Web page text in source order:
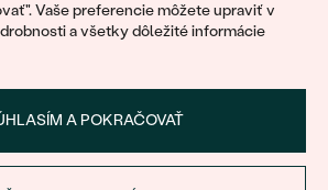
Vaše preferencie môžete upraviť v
a všetky dôležité informácie
A POKRAČOVAŤ